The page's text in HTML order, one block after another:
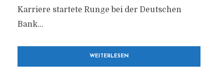
Karriere startete Runge bei der Deutschen
Bank...
WEITERLESEN